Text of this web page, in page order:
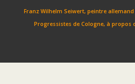
Franz Wilhelm Seiwert, peintre
Progressistes de Cologne, à propos